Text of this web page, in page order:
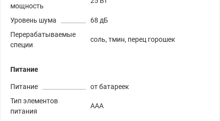
мощность
Уровень шума
68 дБ
Перерабатываемые
специи
соль, тмин, перец горошек
Питание
Питание
от батареек
Тип элементов
питания
ААА